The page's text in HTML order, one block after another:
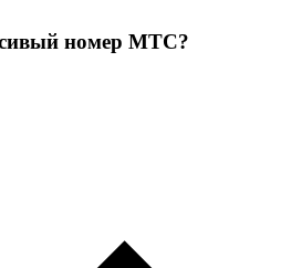
номер МТС?